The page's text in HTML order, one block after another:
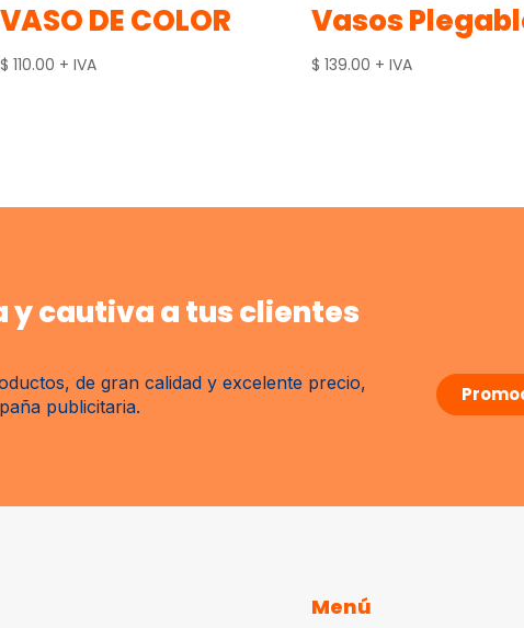
VASO DE COLOR
$ 110.00 + IVA
Vasos
$ 139.00 + IVA
y cautiva a tus clientes
de gran calidad y excelente precio,
publicitaria.
Menú